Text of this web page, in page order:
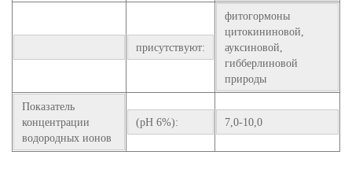
присутствуют:
фитогормоны
цитокининовой,
ауксиновой,
гибберлиновой
природы
Показатель
концентрации
водородных ионов
(pH 6%): 7,0-10,0